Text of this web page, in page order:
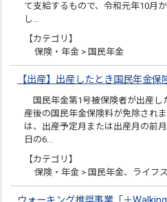
て支給するもので、令和元年10月
し…
【カテゴリ】
保険・年金 > 国民年金
【出産】出産したとき国民年金保
国民年金第1号被保険者が出産し
産後の国民年金保険料が免除され
は、出産予定月または出産月の前
日の6…
【カテゴリ】
保険・年金 > 国民年金、ライフ